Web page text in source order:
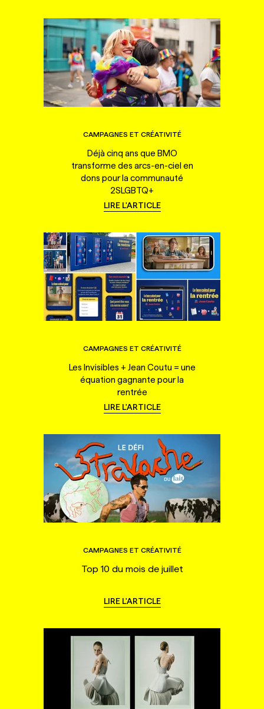
CAMPAGNES ET CRÉATIVITÉ
Déjà cinq ans que BMO
transforme des arcs-en-ciel en
dons pour la communauté
2SLGBTQ+
LIRE L'ARTICLE
CAMPAGNES ET CRÉATIVITÉ
Les Invisibles + Jean Coutu = une
équation gagnante pour la
rentrée
LIRE L'ARTICLE
CAMPAGNES ET CRÉATIVITÉ
Top 10 du mois de juillet
LIRE L'ARTICLE